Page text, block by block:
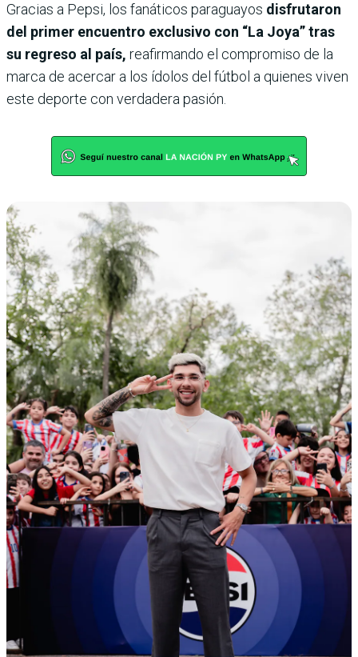
Gracias a Pepsi, los fanáticos paraguayos disfrutaron
del primer encuentro exclusivo con “La Joya” tras
su regreso al país, reafirmando el compromiso de la
marca de acercar a los ídolos del fútbol a quienes viven
este deporte con verdadera pasión.